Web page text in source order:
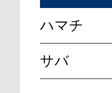
ハマチ
サバ